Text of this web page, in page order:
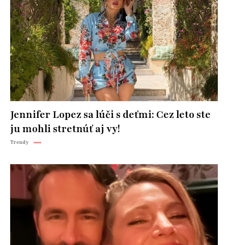
Jennifer Lopez sa lúči s deťmi: Cez leto ste
ju mohli stretnúť aj vy!
Trendy